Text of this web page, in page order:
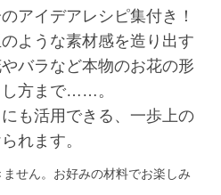
アイデアレシピ集付き！
ような素材感を造り出す
バラなど本物のお花の形
し方まで……。
も活用できる、一歩上の
れます。
せん。お好みの材料でお楽しみ